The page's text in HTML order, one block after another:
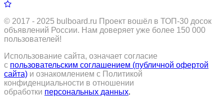
© 2017 - 2025 bulboard.ru Проект вошёл в ТОП-30 досок
объявлений России. Нам доверяет уже более 150 000
пользователей!
Использование сайта, означает согласие
с пользовательским соглашением (публичной офертой
сайта) и ознакомлением с Политикой
конфиденциальности в отношении
обработки персональных данных.